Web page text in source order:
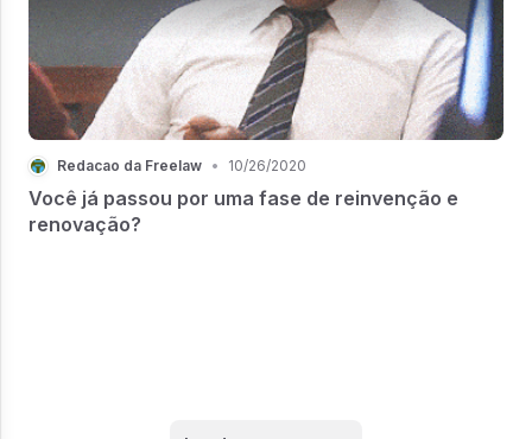
Redacao da Freelaw • 10/26/2020
Você já passou por uma fase de reinvenção e
renovação?